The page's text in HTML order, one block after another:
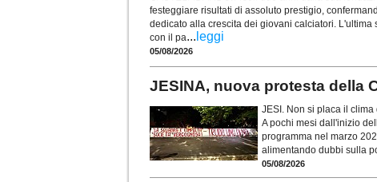
festeggiare risultati di assoluto prestigio,
dedicato alla crescita dei giovani calciatori.
con il pa... leggi
05/08/2026
JESINA, nuova protesta della
JESI. Non si placa il
A pochi mesi dall'inizio
programma nel marzo
alimentando dubbi sulla
05/08/2026